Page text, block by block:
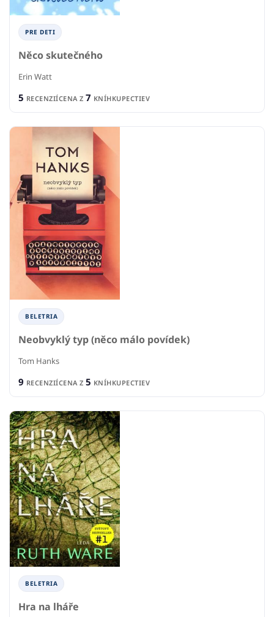
PRE DETI
Něco skutečného
Erin Watt
5 RECENZIÍCENA Z 7 KNÍHKUPECTIEV
BELETRIA
Neobvyklý typ (něco málo povídek)
Tom Hanks
9 RECENZIÍCENA Z 5 KNÍHKUPECTIEV
BELETRIA
Hra na lháře